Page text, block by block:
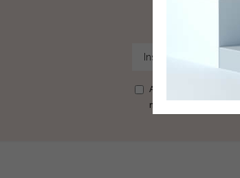
Accetto di ricevere le
newsletter.